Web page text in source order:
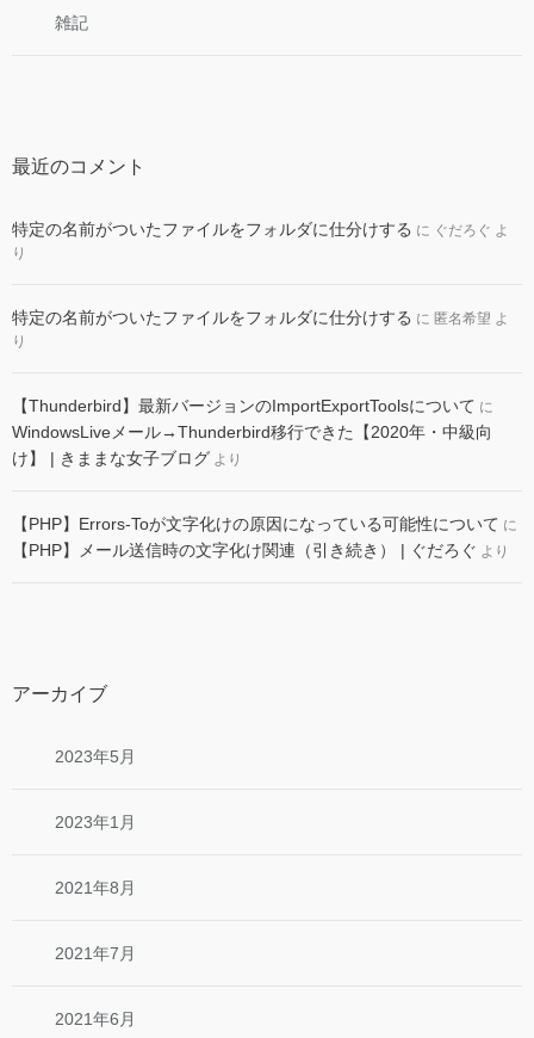
雑記
最近のコメント
特定の名前がついたファイルをフォルダに仕分けする に ぐだろぐ よ
り
特定の名前がついたファイルをフォルダに仕分けする に 匿名希望 よ
り
【Thunderbird】最新バージョンのImportExportToolsについて に
WindowsLiveメール→Thunderbird移行できた【2020年・中級向
け】 | きままな女子ブログ より
【PHP】Errors-Toが文字化けの原因になっている可能性について に
【PHP】メール送信時の文字化け関連（引き続き） | ぐだろぐ より
アーカイブ
2023年5月
2023年1月
2021年8月
2021年7月
2021年6月